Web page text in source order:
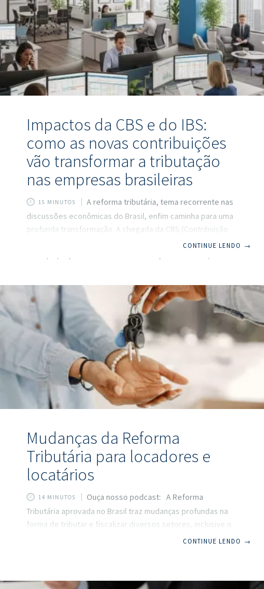
reformula profundamente, mais de quatro décadas de
políticas estaduais que visavam atrair investimentos, criar
empregos e movimentar
Impactos da CBS e do IBS:
como as novas contribuições
vão transformar a tributação
nas empresas brasileiras
15 MINUTOS
A reforma tributária, tema recorrente nas
discussões econômicas do Brasil, enfim caminha para uma
profunda transformação. A chegada da CBS (Contribuição
sobre Bens e Serviços) e do IBS (Imposto sobre Bens e
tradicionais, como PIS, COFINS, ICMS e ISS, essas novas
contribuições inauguram uma forma inédita de apuração e
recolhimento de impostos, reposicionando obrigações,
custos, fluxo de caixa
CONTINUE LENDO →
Mudanças da Reforma
Tributária para locadores e
locatários
14 MINUTOS
Ouça nosso podcast: A Reforma
Tributária aprovada no Brasil traz mudanças profundas na
forma de tributar e fiscalizar diversos setores, inclusive o
mercado de aluguéis. Se você é locador (proprietário que
CONTINUE LENDO →